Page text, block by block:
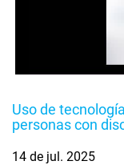
Uso de
personas con
14 de jul. 2025